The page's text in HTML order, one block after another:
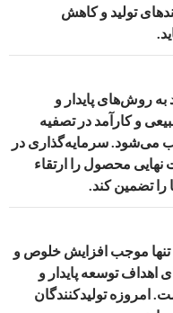
تولید و کاهش
به روش‌های پایدار و
و کارآمد در تصفیه
می‌شود. سرمایه‌گذاری در
نهایی محصول را ارتقاء
تضمین کند.
تنها موجب افزایش خلوص و
اهداف توسعه پایدار و
تولیدکنندگان